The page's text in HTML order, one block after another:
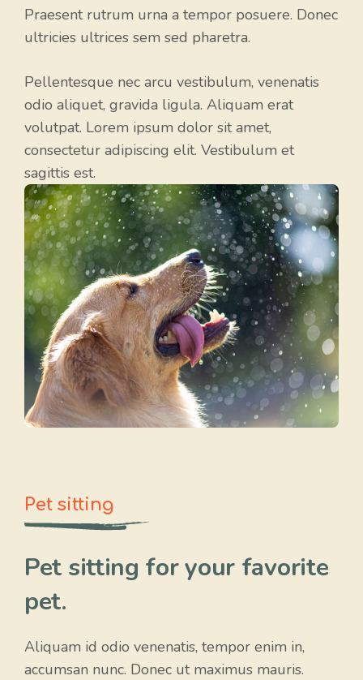
Praesent rutrum urna a tempor posuere. Donec
ultricies ultrices sem sed pharetra.
Pellentesque nec arcu vestibulum, venenatis
odio aliquet, gravida ligula. Aliquam erat
volutpat. Lorem ipsum dolor sit amet,
consectetur adipiscing elit. Vestibulum et
sagittis est.
Pet sitting
Pet sitting for your favorite
pet.
Aliquam id odio venenatis, tempor enim in,
accumsan nunc. Donec ut maximus mauris.